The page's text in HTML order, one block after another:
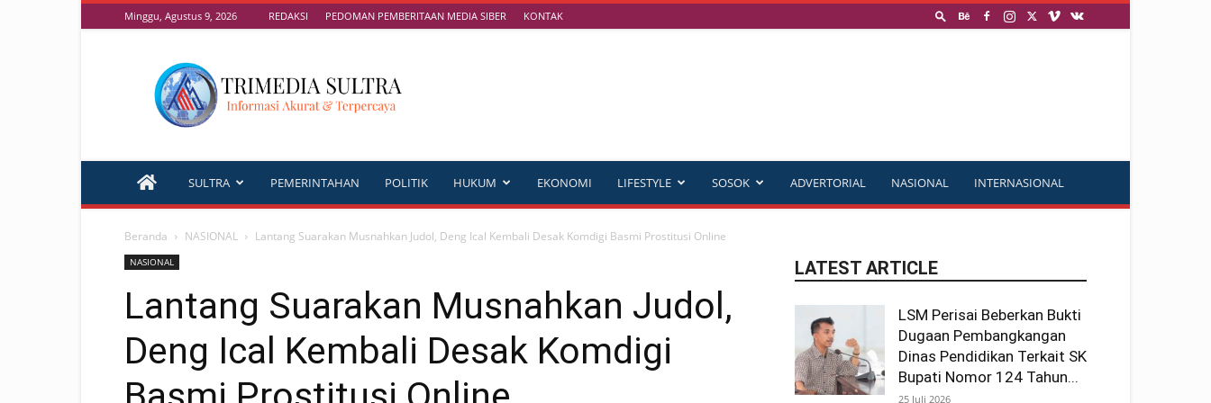
Minggu, Agustus 9, 2026 REDAKSI PEDOMAN PEMBERITAAN MEDIA SIBER KONTAK
SULTRA
SULTRA PEMERINTAHAN POLITIK HUKUM EKONOMI LIFESTYLE SOSOK ADVERTORIAL NASIONAL INTERNASIONAL
Beranda NASIONAL Lantang Suarakan Musnahkan Judol, Deng Ical Kembali Desak Komdigi Basmi Prostitusi Online
NASIONAL
Lantang Suarakan Musnahkan Judol,
Deng Ical Kembali Desak Komdigi
LATEST ARTICLE
LSM Perisai Beberkan Bukti
Dugaan Pembangkangan
Dinas Pendidikan Terkait SK
Bupati Nomor 124 Tahun...
25 Juli 2026